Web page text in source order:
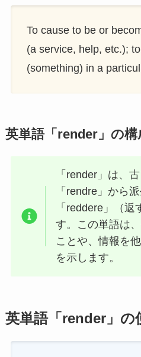
To cause to be or
(a service, help, etc.);
(something) in a
英単語「render」の構
「render」は、
「rendre」から
「reddere」（返
す。この単語は
ことや、情報を
を示します。
英単語「render」の